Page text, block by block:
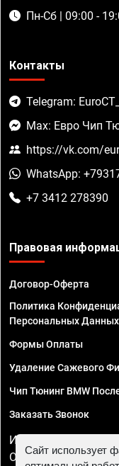
Пн-Сб | 09:00 -
Контакты
Telegram:
Max: Евро Чип
https://vk.com/
WhatsApp:
+7 3412 278390
Правовая
Договор-Оферта
Политика
Персональных
Формы Оплаты
Удаление Сажевого
Чип Тюнинг BMW
Заказать Звонок
ИП Смирнов
ОГРНИП
Сайт использует